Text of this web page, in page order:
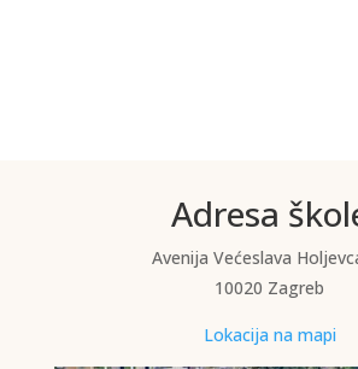
Adresa
Avenija Većeslava
10020 Zagreb
Lokacija na mapi